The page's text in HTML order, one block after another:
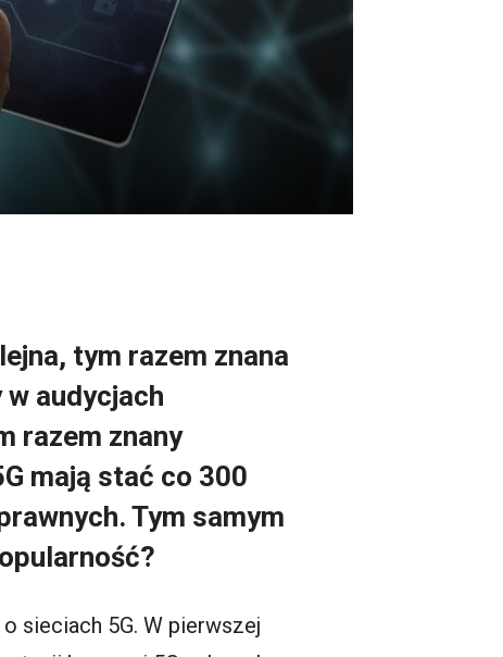
tym razem znana
audycjach
razem znany
mają stać co 300
Tym samym
sieciach 5G. W pierwszej